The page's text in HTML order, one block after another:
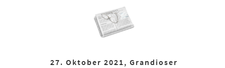
27. Oktober 2021, Grandioser